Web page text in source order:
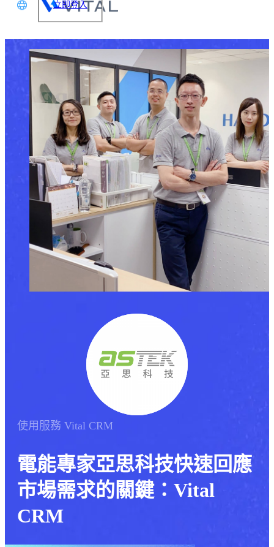
立即登入
使用服務 Vital CRM
電能專家亞思科技快速回應
市場需求的關鍵：Vital
CRM